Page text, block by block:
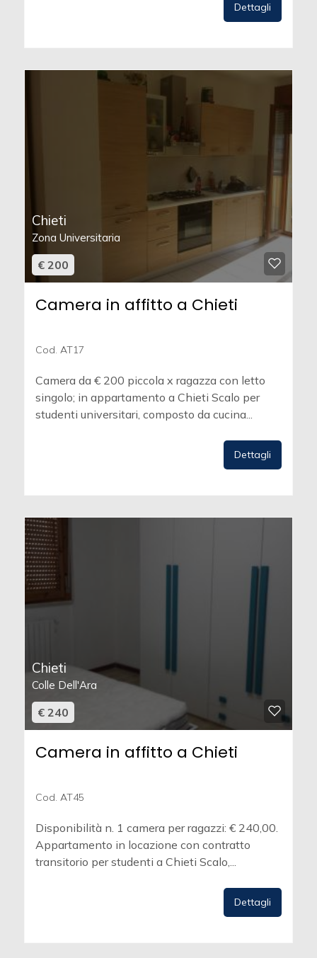
Dettagli
Chieti
Zona Universitaria
€ 200
Camera in affitto a Chieti
Cod. AT17
Camera da € 200 piccola x ragazza con letto
singolo; in appartamento a Chieti Scalo per
studenti universitari, composto da cucina...
Dettagli
Chieti
Colle Dell'Ara
€ 240
Camera in affitto a Chieti
Cod. AT45
Disponibilità n. 1 camera per ragazzi: € 240,00.
Appartamento in locazione con contratto
transitorio per studenti a Chieti Scalo,...
Dettagli